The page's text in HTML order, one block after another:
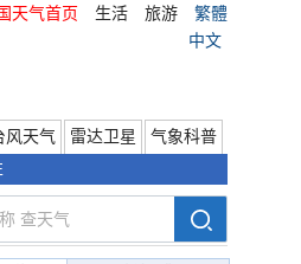
天气首页 生活 旅游
繁體
中文
风天气 雷达卫星
气象科普